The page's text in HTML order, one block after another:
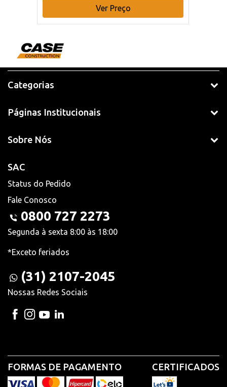
Ver Preço
Categorias
Páginas Institucionais
Sobre Nós
SAC
Status do Pedido
Fale Conosco
0800 727 2273
Segunda à sexta 8:00 às 18:00
*Exceto feriados
(31) 2107-2045
Nossas Redes Sociais
FORMAS DE PAGAMENTO CERTIFICADOS